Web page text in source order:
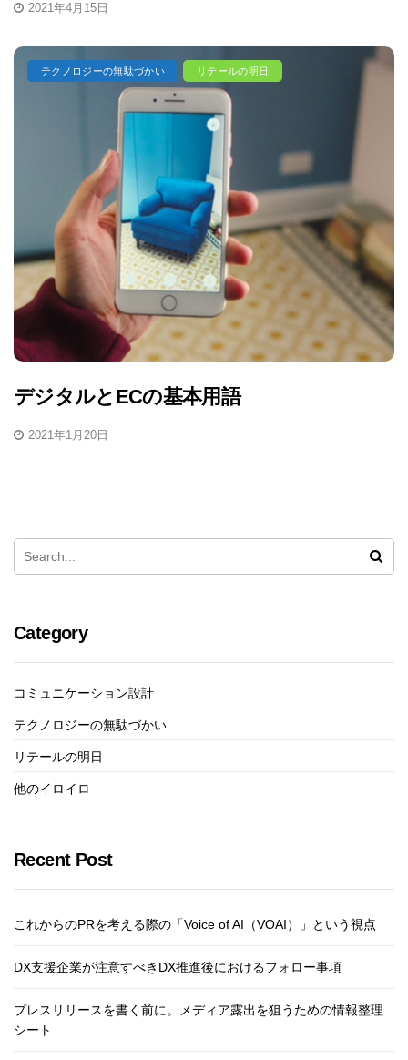
2021年4月15日
テクノロジーの無駄づかい リテールの明日
デジタルとECの基本用語
2021年1月20日
Category
コミュニケーション設計
テクノロジーの無駄づかい
リテールの明日
他のイロイロ
Recent Post
これからのPRを考える際の「Voice of AI（VOAI）」という視点
DX支援企業が注意すべきDX推進後におけるフォロー事項
プレスリリースを書く前に。メディア露出を狙うための情報整理
シート